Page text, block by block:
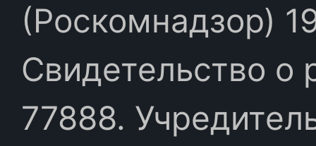
(Роскомнадзор)
Свидетельство
77888.